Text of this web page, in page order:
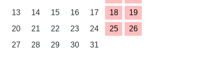
13
14 15 16 17 18
19
20
21 22 23 24 25
26
27
28 29 30 31